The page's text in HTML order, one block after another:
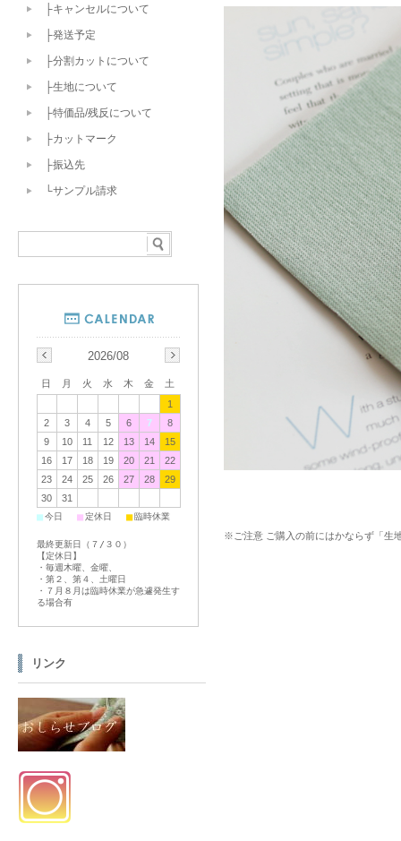
※ご注意 ご購入の前にはかならず「生
├キャンセルについて
├発送予定
├分割カットについて
├生地について
├特価品/残反について
├カットマーク
├振込先
└サンプル請求
2026/08
日 月 火 水 木 金
土
1
2
3 4 5 6 7
8
9
10 11 12 13 14
15
16
17 18 19 20 21
22
23
24 25 26 27 28
29
30
31
■今日 ■定休日 ■臨時休業
最終更新日（７/３０）
【定休日】
・毎週木曜、金曜、
・第２、第４、土曜日
・７月８月は臨時休業が急遽発生す
る場合有
リンク